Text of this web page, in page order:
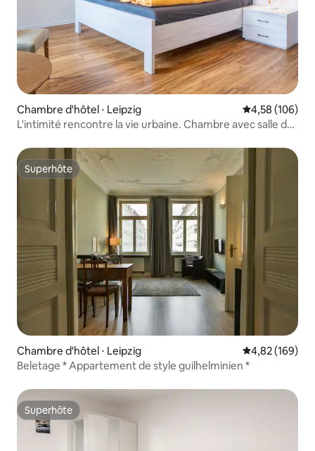
Chambre d'hôtel ⋅ Leipzig Évaluation
4,58 (106)
L'intimité rencontre la vie urbaine. Chambre avec salle de
Superhôte
Superhôte
Chambre d'hôtel ⋅ Leipzig Évaluation
4,82 (169)
Beletage * Appartement de style guilhelminien *
Superhôte
Superhôte